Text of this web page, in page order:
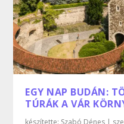
EGY NAP BUDÁN:
TÚRÁK A VÁR
készítette: Szabó Dénes |